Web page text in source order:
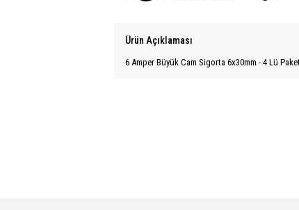
Ürün Açıklaması
6 Amper Büyük Cam Sigorta 6x30mm - 4 Lü